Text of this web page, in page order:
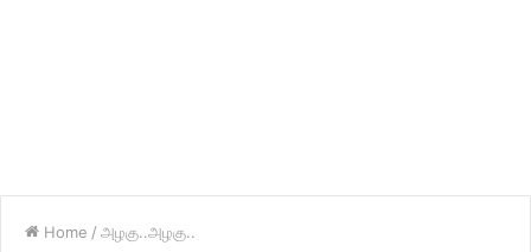
Home / அழகு..அழகு..